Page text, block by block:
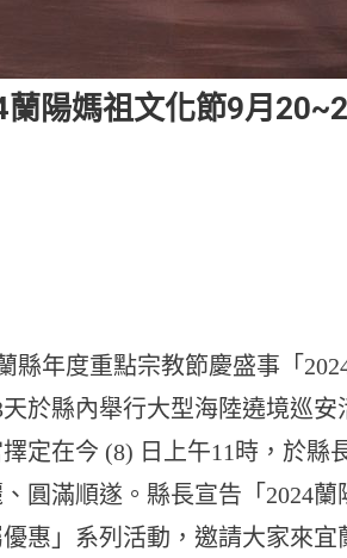
蘭陽媽祖文化節9月
年度重點宗教節慶盛事「
於縣內舉行大型海陸遶境巡安
定在今 (8) 日上午11時，於縣
圓滿順遂。縣長宣告「2024蘭
惠」系列活動，邀請大家來宜